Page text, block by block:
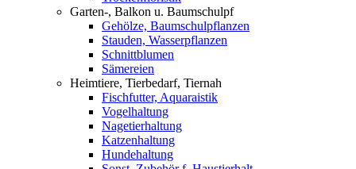
Garten-, Balkon u. Baumschulpf
Gehölze, Baumschulpflanzen
Stauden, Wasserpflanzen
Schnittblumen
Sämereien
Heimtiere, Tierbedarf, Tiernah
Fischfutter, Aquaraistik
Vogelhaltung
Nagetierhaltung
Katzenhaltung
Hundehaltung